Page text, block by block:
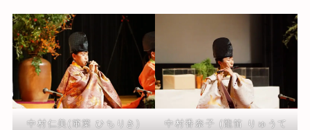
中村仁美(篳篥 ひちりき)
中村香奈子 (龍笛 りゅうて